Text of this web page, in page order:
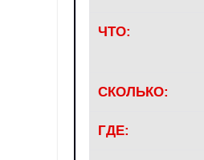
ЧТО:
СКОЛЬКО:
ГДЕ: